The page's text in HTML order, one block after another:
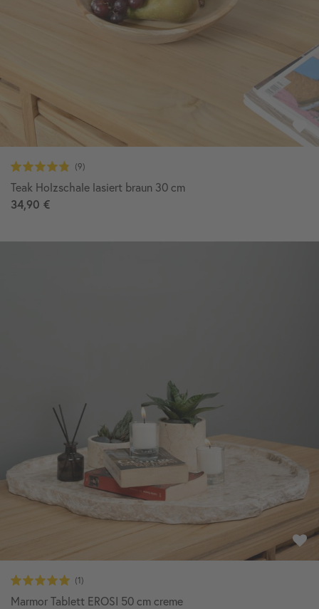
Teak Holzschale lasiert braun 30 cm
34,90 €
Marmor Tablett EROSI 50 cm creme